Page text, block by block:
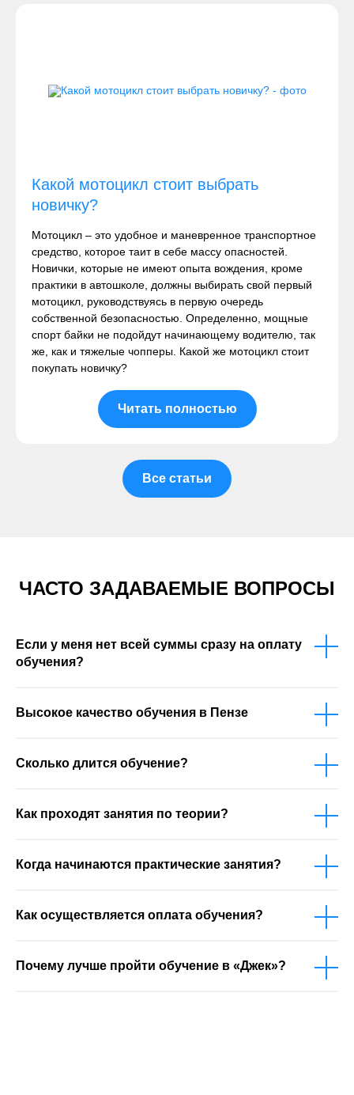
Какой мотоцикл стоит выбрать
новичку?
Мотоцикл – это удобное и маневренное транспортное
средство, которое таит в себе массу опасностей.
Новички, которые не имеют опыта вождения, кроме
практики в автошколе, должны выбирать свой первый
мотоцикл, руководствуясь в первую очередь
собственной безопасностью. Определенно, мощные
спорт байки не подойдут начинающему водителю, так
же, как и тяжелые чопперы. Какой же мотоцикл стоит
покупать новичку?
Читать полностью
Все статьи
ЧАСТО ЗАДАВАЕМЫЕ ВОПРОСЫ
Если у меня нет всей суммы сразу на оплату
обучения?
Высокое качество обучения в Пензе
Сколько длится обучение?
Как проходят занятия по теории?
Когда начинаются практические занятия?
Как осуществляется оплата обучения?
Почему лучше пройти обучение в «Джек»?